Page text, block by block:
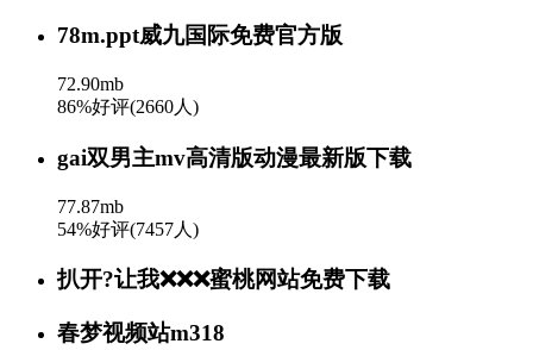
78m.ppt威九国际免费官方版
72.90mb
86%好评(2660人)
gai双男主mv高清版动漫最新版下载
77.87mb
54%好评(7457人)
扒开?让我❌❌❌蜜桃网站免费下载
春梦视频站m318